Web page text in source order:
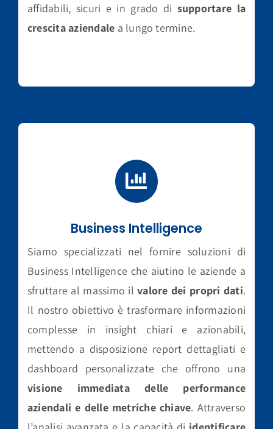
affidabili, sicuri e in grado di supportare la
crescita aziendale a lungo termine.
Business Intelligence
Siamo specializzati nel fornire soluzioni di
Business Intelligence che aiutino le aziende a
sfruttare al massimo ilvalore dei propri dati.
Il nostro obiettivo è trasformare informazioni
complesse in insight chiari e azionabili,
mettendo a disposizione report dettagliati e
dashboard personalizzate che offrono una
visione immediata delle performance
aziendali e delle metriche chiave. Attraverso